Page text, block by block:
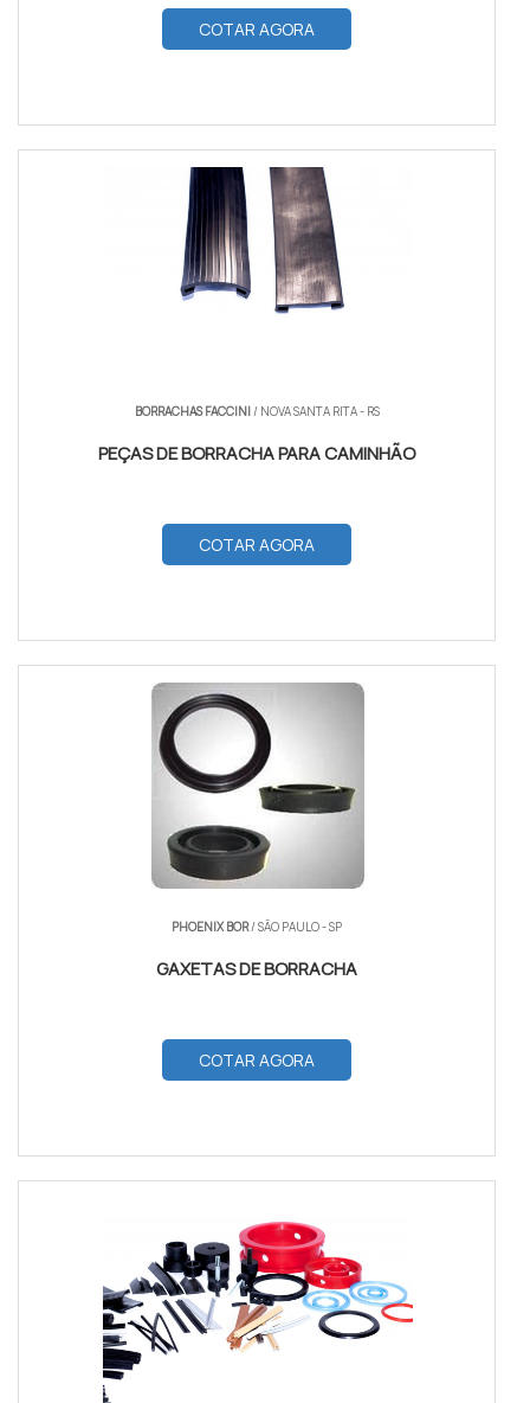
COTAR AGORA
BORRACHAS FACCINI/ NOVA SANTA RITA - RS
PEÇAS DE BORRACHA PARA CAMINHÃO
COTAR AGORA
PHOENIX BOR/ SÃO PAULO - SP
GAXETAS DE BORRACHA
COTAR AGORA